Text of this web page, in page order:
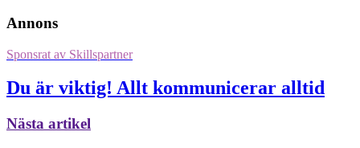
Annons
Sponsrat av Skillspartner
Du är viktig! Allt kommunicerar alltid
Nästa artikel